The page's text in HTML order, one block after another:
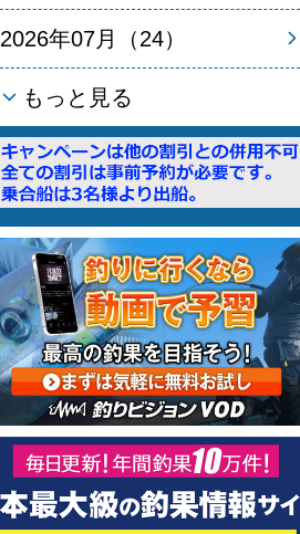
2026年07月（24）
もっと見る